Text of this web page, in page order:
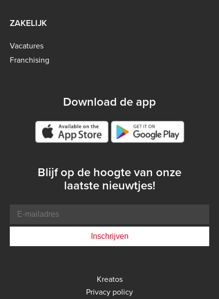
ZAKELIJK
Vacatures
Franchising
Download de app
Google play store
Blijf op de hoogte van onze
laatste nieuwtjes!
mailadres
Kreatos
Privacy policy